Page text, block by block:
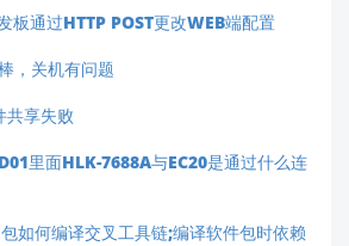
板通过HTTP POST更改WEB端配置
，关机有问题
共享失败
里面HLK-7688A与EC20是通过什么连
如何编译交叉工具链;编译软件包时依赖